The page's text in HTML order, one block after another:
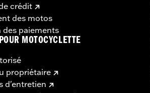
crédit
des motos
paiements
MOTOCYCLETTE
propriétaire
d'entretien